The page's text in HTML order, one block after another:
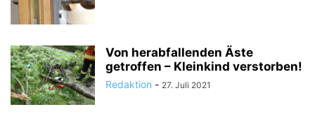
Von herabfallenden Äste
getroffen – Kleinkind verstorben!
Redaktion - 27. Juli 2021